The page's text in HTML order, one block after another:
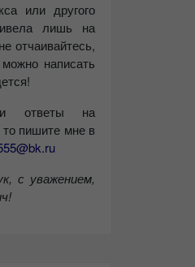
или другого
лишь на
отчаивайтесь,
написать
ответы на
пишите мне в
с уважением,